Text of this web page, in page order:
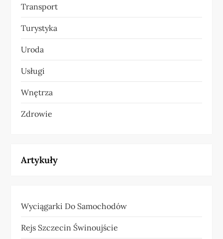
Transport
Turystyka
Uroda
Usługi
Wnętrza
Zdrowie
Artykuły
Wyciągarki Do Samochodów
Rejs Szczecin Świnoujście